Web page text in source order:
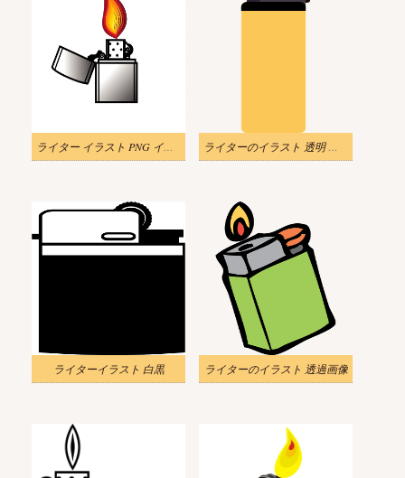
ライター イラスト PNG イメージ ライターのイラスト 透明 無料 2
ライターイラスト 白黒 ライターのイラスト 透過画像